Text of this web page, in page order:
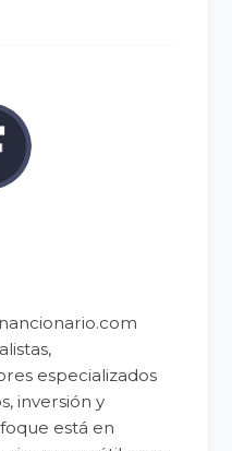
especializados
inversión y
está en